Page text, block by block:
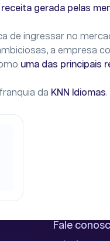
gerada pelas
de ingressar no
a empresa
uma das principais
da KNN Idiomas.
Fale